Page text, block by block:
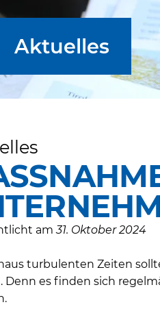
Aktuelles
am31. Oktober 2024
turbulenten Zeiten
Denn es finden sich